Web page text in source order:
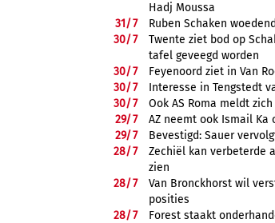
Hadj Moussa
31/7
Ruben Schaken
30/7
Twente ziet bod op
tafel geveegd worden
30/7
Feyenoord ziet in Van
30/7
Interesse in Tengstedt
30/7
Ook AS Roma meldt zich
29/7
AZ neemt ook Ismail Ka
29/7
Bevestigd: Sauer
28/7
Zechiël kan verbeterde
zien
28/7
Van Bronckhorst wil
posities
28/7
Forest staakt